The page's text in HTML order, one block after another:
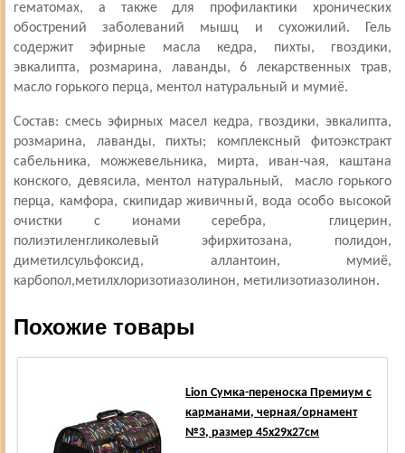
гематомах, а также для профилактики хронических
обострений заболеваний мышц и сухожилий. Гель
содержит эфирные масла кедра, пихты, гвоздики,
эвкалипта, розмарина, лаванды, 6 лекарственных трав,
масло горького перца, ментол натуральный и мумиё.
Состав: смесь эфирных масел кедра, гвоздики, эвкалипта,
розмарина, лаванды, пихты; комплексный фитоэкстракт
сабельника, можжевельника, мирта, иван-чая, каштана
конского, девясила, ментол натуральный, масло горького
перца, камфора, скипидар живичный, вода особо высокой
очистки с ионами серебра, глицерин,
полиэтиленгликолевый эфирхитозана, полидон,
диметилсульфоксид, аллантоин, мумиё,
карбопол,метилхлоризотиазолинон, метилизотиазолинон.
Похожие товары
Lion Сумка-переноска Премиум с
карманами, черная/орнамент
№3, размер 45х29х27см